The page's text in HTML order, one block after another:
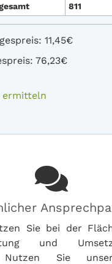
811
11,45€
76,23€
ermitteln
Sie bei der
und
Nutzen Sie